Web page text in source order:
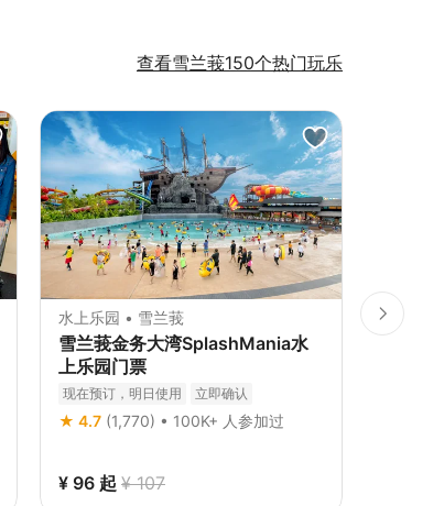
查看雪兰莪150个热门玩乐
水上乐园 • 雪兰莪
雪兰莪金务大湾SplashMania水
上乐园门票
现在预订，明日使用 立即确认
★ 4.7 (1,770) • 100K+ 人参加过
¥ 96 起 ¥ 107
动物园